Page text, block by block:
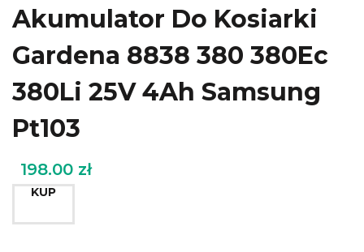
Akumulator Do Kosiarki
Gardena 8838 380 380Ec
380Li 25V 4Ah Samsung
Pt103
198.00 zł
KUP